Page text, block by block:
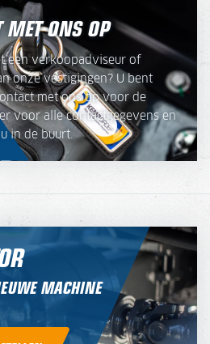
MET ONS OP
een verkoopadviseur of
onze vestigingen? U bent
met ons op voor de
voor alle contactgegevens en
in de buurt.
MACHINE